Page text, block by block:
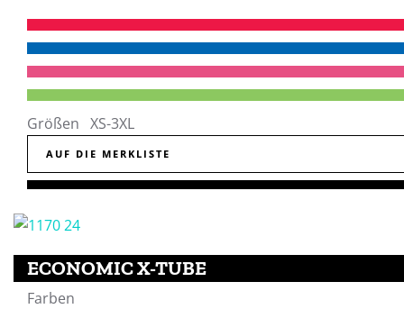
Größen XS-3XL
AUF DIE MERKLISTE
ECONOMIC X-TUBE
Farben